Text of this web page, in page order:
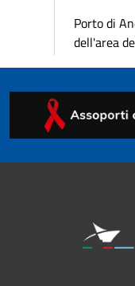
Porto di
dell'area